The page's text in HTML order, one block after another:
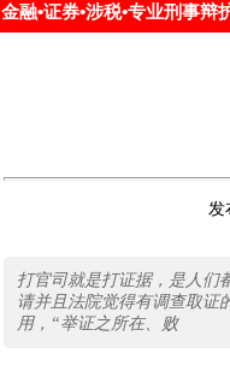
金融•证券•涉税•专业刑事辩
发
打官司就是打证据，是人们
请并且法院觉得有调查取证
用，“举证之所在、败